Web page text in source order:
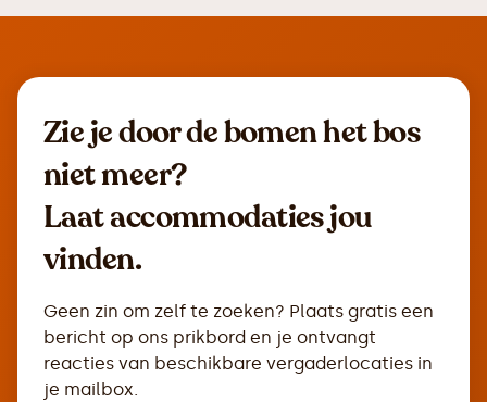
Zie je door de bomen het bos
niet meer?
Laat accommodaties jou
vinden.
Geen zin om zelf te zoeken? Plaats gratis een
bericht op ons prikbord en je ontvangt
reacties van beschikbare vergaderlocaties in
je mailbox.